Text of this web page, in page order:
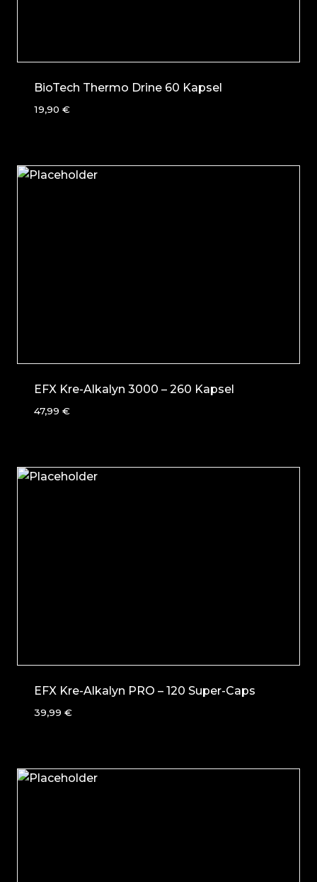
BioTech Thermo Drine 60 Kapsel
19,90 €
EFX Kre-Alkalyn 3000 – 260 Kapsel
47,99 €
EFX Kre-Alkalyn PRO – 120 Super-Caps
39,99 €